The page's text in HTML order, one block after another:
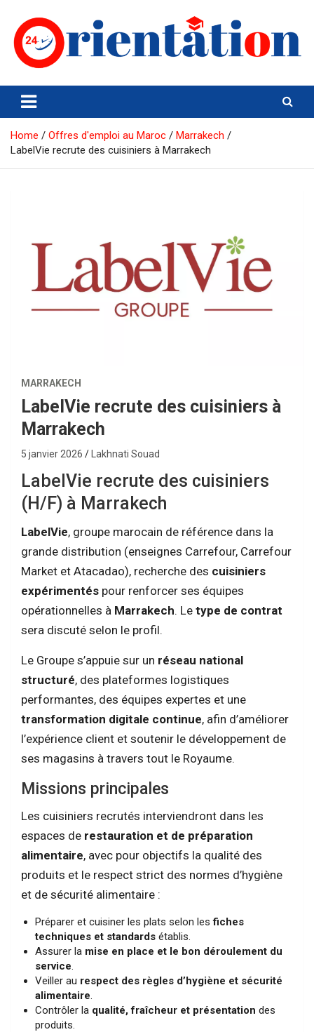
content
Orientation24
Emploi et Orientation au Maroc
Home Offres d'emploi au Maroc
Marrakech
LabelVie recrute des cuisiniers à Marrakech
MARRAKECH
LabelVie recrute des cuisiniers à
Marrakech
5 janvier 2026 Lakhnati Souad
LabelVie recrute des cuisiniers
(H/F) à Marrakech
LabelVie, groupe marocain de référence dans la
grande distribution (enseignes Carrefour, Carrefour
Market et Atacadao), recherche des cuisiniers
expérimentés pour renforcer ses équipes
opérationnelles à Marrakech. Le type de contrat
sera discuté selon le profil.
Le Groupe s’appuie sur un réseau national
structuré, des plateformes logistiques
performantes, des équipes expertes et une
transformation digitale continue, afin d’améliorer
l’expérience client et soutenir le développement de
ses magasins à travers tout le Royaume.
Missions principales
Les cuisiniers recrutés interviendront dans les
espaces de restauration et de préparation
alimentaire, avec pour objectifs la qualité des
produits et le respect strict des normes d’hygiène
et de sécurité alimentaire :
Préparer et cuisiner les plats selon lesfiches
techniques et standards établis.
Assurer la mise en place et le bon déroulement du
service
Veiller au respect des règles d’hygiène et sécurité
alimentaire
Contrôler la qualité, fraîcheur et présentation des
produits.